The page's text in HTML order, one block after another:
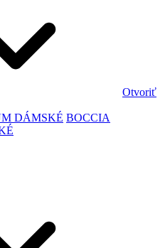
Otvoriť
DÁMSKÉ BOCCIA